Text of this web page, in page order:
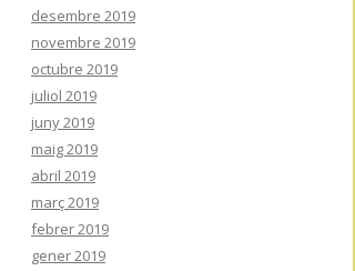
desembre 2019
novembre 2019
octubre 2019
juliol 2019
juny 2019
maig 2019
abril 2019
març 2019
febrer 2019
gener 2019